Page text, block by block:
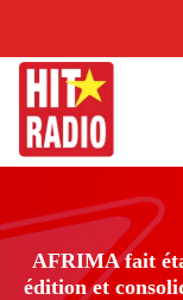
AFRIMA fait
édition et